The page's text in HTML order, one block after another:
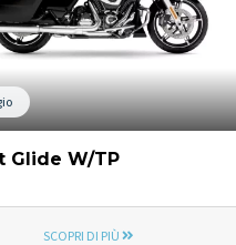
Glide W/TP
SCOPRI DI PIÙ